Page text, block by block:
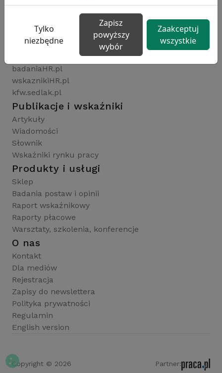
Rynekpracy.pl
sedlak.pl
wynagrodzenia.pl
raportyplacowe.pl
badaniaHR.pl
wskaznikiHR.pl
kfw.sedlak.pl
Publikacje i wskaźniki
Artykuły
Wiadomości
Słownik
Wskaźniki rynku pracy
Produkty i usługi
Sklep
Badania postaw i opinii
Raport wskaźnikowy
Raporty płacowe
Warsztaty, szkolenia, konferencje
O nas
Kontakt
Dla mediów
Rejestracja
Zapisy do newslettera
Polityka prywatności
Regulamin
English version
Copyright © 2026 Partner:
Tylko
niezbędne
Zapisz
powyższy
wybór
Zaakceptuj
wszystkie